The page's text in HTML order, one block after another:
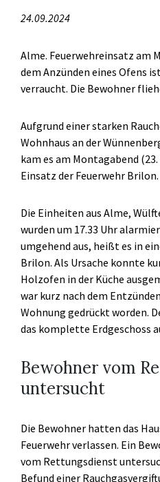
24.09.2024
Alme. Feuerwehreinsatz am
dem Anzünden eines Ofens
verraucht. Die Bewohner
Aufgrund einer starken
Wohnhaus an der
kam es am Montagabend
Einsatz der Feuerwehr Brilon.
Die Einheiten aus Alme,
wurden um 17.33 Uhr
umgehend aus, heißt es in
Brilon. Als Ursache konnte
Holzofen in der Küche
war kurz nach dem
Wohnung gedrückt worden.
das komplette Erdgeschoss
Bewohner vom
untersucht
Die Bewohner hatten das
Feuerwehr verlassen. Ein
vom Rettungsdienst
Befund einer